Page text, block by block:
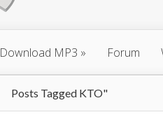
Download MP3 Forum
Posts Tagged KTO"